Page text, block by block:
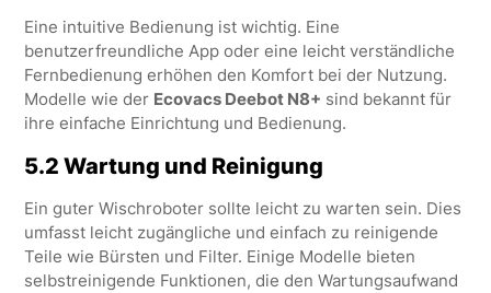
Eine intuitive Bedienung ist wichtig. Eine
benutzerfreundliche App oder eine leicht verständliche
Fernbedienung erhöhen den Komfort bei der Nutzung.
Modelle wie der Ecovacs Deebot N8+ sind bekannt für
ihre einfache Einrichtung und Bedienung.
5.2 Wartung und Reinigung
Ein guter Wischroboter sollte leicht zu warten sein. Dies
umfasst leicht zugängliche und einfach zu reinigende
Teile wie Bürsten und Filter. Einige Modelle bieten
selbstreinigende Funktionen, die den Wartungsaufwand